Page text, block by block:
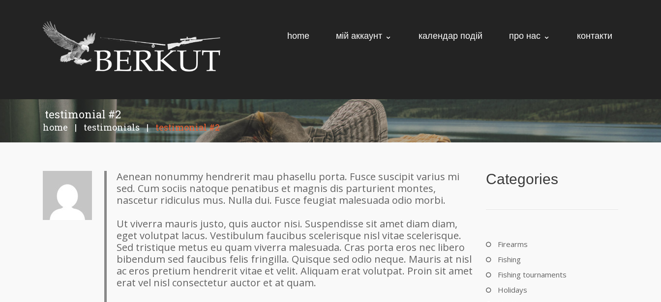
home мій аккаунт ⌄ календар подій про нас ⌄ контакти
testimonial #2
home | testimonials | testimonial #2
Aenean nonummy hendrerit mau phasellu porta. Fusce suscipit varius mi
sed. Cum sociis natoque penatibus et magnis dis parturient montes,
nascetur ridiculus mus. Nulla dui. Fusce feugiat malesuada odio morbi.
Ut viverra mauris justo, quis auctor nisi. Suspendisse sit amet diam diam,
eget volutpat lacus. Vestibulum faucibus scelerisque nisl vitae scelerisque.
Sed tristique metus eu quam viverra malesuada. Cras porta eros nec libero
bibendum sed faucibus felis fringilla. Quisque sed odio neque. Mauris at nisl
ac eros pretium hendrerit vitae et velit. Aliquam erat volutpat. Proin sit amet
erat vel nisl consectetur auctor et at quam.
Categories
Firearms
Fishing
Fishing tournaments
Holidays